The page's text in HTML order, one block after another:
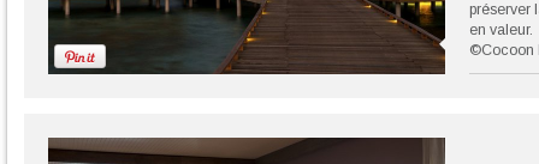
préserver
en valeur.
©Cocoon